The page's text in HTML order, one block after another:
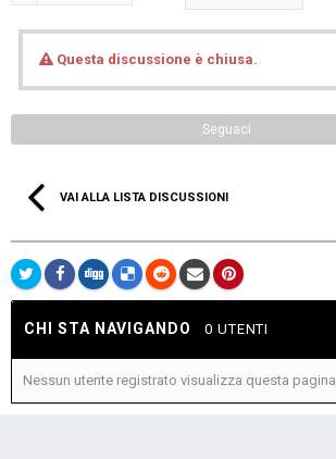
Questa discussione è chiusa.
Seguaci
VAI ALLA LISTA DISCUSSIONI
CHI STA NAVIGANDO 0 UTENTI
Nessun utente registrato visualizza questa pagina.